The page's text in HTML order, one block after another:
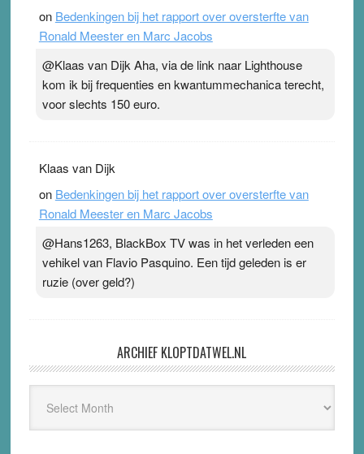
on Bedenkingen bij het rapport over oversterfte van
Ronald Meester en Marc Jacobs
@Klaas van Dijk Aha, via de link naar Lighthouse
kom ik bij frequenties en kwantummechanica terecht,
voor slechts 150 euro.
Klaas van Dijk
on Bedenkingen bij het rapport over oversterfte van
Ronald Meester en Marc Jacobs
@Hans1263, BlackBox TV was in het verleden een
vehikel van Flavio Pasquino. Een tijd geleden is er
ruzie (over geld?)
ARCHIEF KLOPTDATWEL.NL
Kloptdatwel.nl